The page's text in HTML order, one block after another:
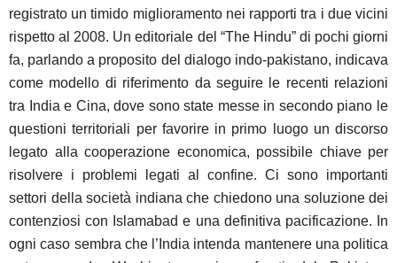
registrato un timido miglioramento nei rapporti tra i due vicini
rispetto al 2008. Un editoriale del “The Hindu” di pochi giorni
fa, parlando a proposito del dialogo indo-pakistano, indicava
come modello di riferimento da seguire le recenti relazioni
tra India e Cina, dove sono state messe in secondo piano le
questioni territoriali per favorire in primo luogo un discorso
legato alla cooperazione economica, possibile chiave per
risolvere i problemi legati al confine. Ci sono importanti
settori della società indiana che chiedono una soluzione dei
contenziosi con Islamabad e una definitiva pacificazione. In
ogni caso sembra che l’India intenda mantenere una politica